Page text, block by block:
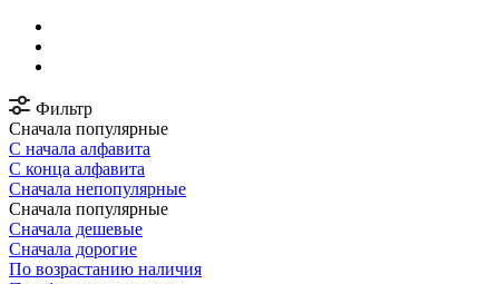
Фильтр
Сначала популярные
С начала алфавита
С конца алфавита
Сначала непопулярные
Сначала популярные
Сначала дешевые
Сначала дорогие
По возрастанию наличия